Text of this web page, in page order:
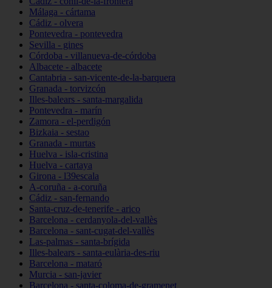
Málaga - cártama
Cádiz - olvera
Pontevedra - pontevedra
Sevilla - gines
Córdoba - villanueva-de-córdoba
Albacete - albacete
Cantabria - san-vicente-de-la-barquera
Granada - torvizcón
Illes-balears - santa-margalida
Pontevedra - marín
Zamora - el-perdigón
Bizkaia - sestao
Granada - murtas
Huelva - isla-cristina
Huelva - cartaya
Girona - l39escala
A-coruña - a-coruña
Cádiz - san-fernando
Santa-cruz-de-tenerife - arico
Barcelona - cerdanyola-del-vallès
Barcelona - sant-cugat-del-vallès
Las-palmas - santa-brígida
Illes-balears - santa-eulària-des-riu
Barcelona - mataró
Murcia - san-javier
Barcelona - santa-coloma-de-gramenet